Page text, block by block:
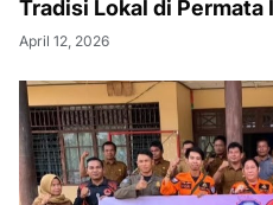
Tradisi Lokal di Permata
April 12, 2026